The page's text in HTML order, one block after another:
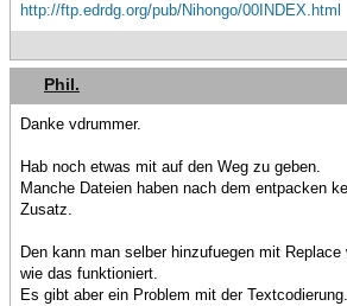
http://ftp.edrdg.org/pub/Nihongo/00INDEX.html
Phil.
Danke vdrummer.
Hab noch etwas mit auf den Weg zu geben.
Manche Dateien haben nach dem entpacken
Zusatz.
Den kann man selber hinzufuegen mit
wie das funktioniert.
Es gibt aber ein Problem mit der